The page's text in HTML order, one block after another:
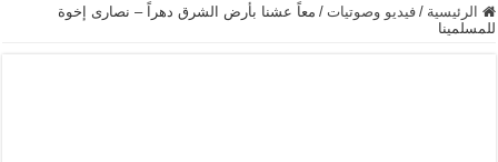
www.alamine.net
الرئيسية / فيديو وصوتيات / معاً عشنا بأرض الشرق دهراً – نصارى إخوة
للمسلمينا